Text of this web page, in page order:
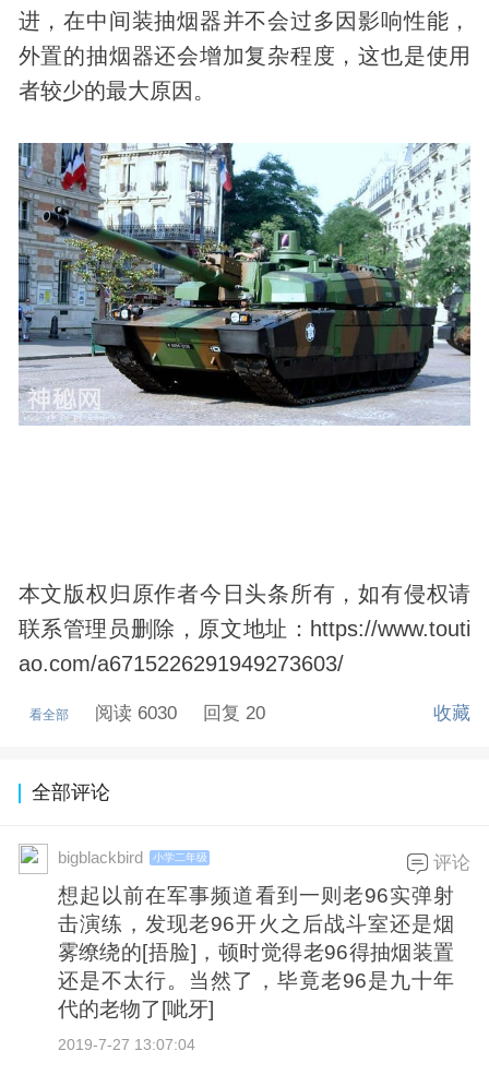
进，在中间装抽烟器并不会过多因影响性能，
外置的抽烟器还会增加复杂程度，这也是使用
者较少的最大原因。
本文版权归原作者今日头条所有，如有侵权请
联系管理员删除，原文地址：https://www.touti
ao.com/a6715226291949273603/
看全部 阅读 6030 回复 20 收藏
全部评论
bigblackbird 小学二年级
想起以前在军事频道看到一则老96实弹射
击演练，发现老96开火之后战斗室还是烟
雾缭绕的[捂脸]，顿时觉得老96得抽烟装置
还是不太行。当然了，毕竟老96是九十年
代的老物了[呲牙]
2019-7-27 13:07:04
评论